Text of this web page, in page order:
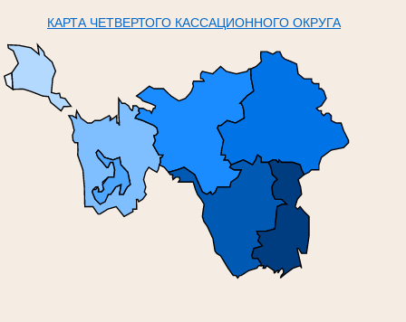
КАРТА ЧЕТВЕРТОГО КАССАЦИОННОГО ОКРУГА